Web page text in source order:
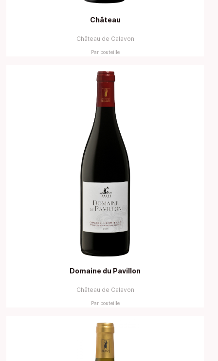
Château
Château de Calavon
Par bouteille
Domaine du Pavillon
Château de Calavon
Par bouteille